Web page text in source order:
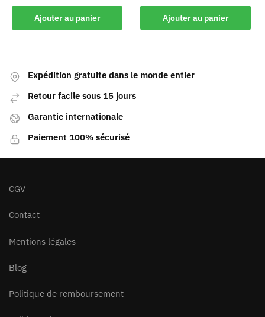
Ajouter au panier Ajouter au panier
Expédition gratuite dans le monde entier
Retour facile sous 15 jours
Garantie internationale
Paiement 100% sécurisé
CGV
Contact
Mentions légales
Blog
Politique de remboursement